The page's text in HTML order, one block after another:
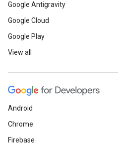
Google Antigravity
Google Cloud
Google Play
View all
Android
Chrome
Firebase